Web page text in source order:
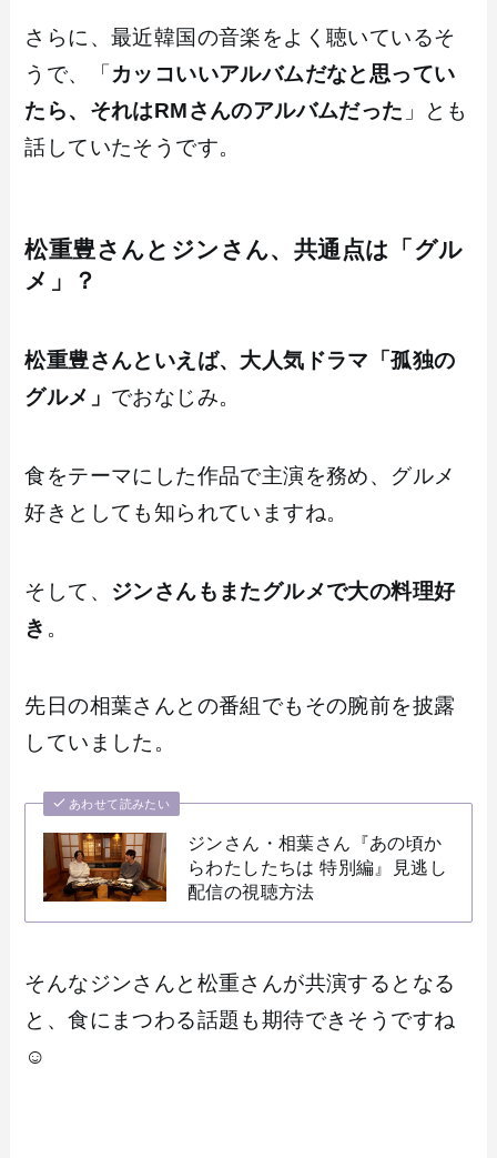
さらに、最近韓国の音楽をよく聴いているそ
うで、「 カッコいいアルバムだなと思ってい
たら、それはRMさんのアルバムだった 」とも
話していたそうです。
松重豊さんとジンさん、共通点は「グル
メ」？
松重豊さんといえば、大人気ドラマ「孤独の
グルメ」 でおなじみ。
食をテーマにした作品で主演を務め、グルメ
好きとしても知られていますね。
そして、 ジンさんもまたグルメで大の料理好
き 。
先日の相葉さんとの番組でもその腕前を披露
していました。
あわせて読みたい
ジンさん・相葉さん『あの頃か
らわたしたちは 特別編』見逃し
配信の視聴方法
そんなジンさんと松重さんが共演するとなる
と、食にまつわる話題も期待できそうですね
☺️